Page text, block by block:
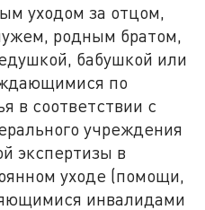
уходом за отцом,
родным братом,
бабушкой или
по
в соответствии с
учреждения
экспертизы в
уходе (помощи,
инвалидами